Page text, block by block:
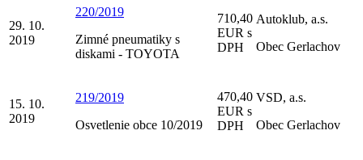
29. 10.
2019
220/2019
Zimné pneumatiky s
diskami - TOYOTA
710,40
EUR s
DPH
Autoklub, a.s.
Obec Gerlachov
15. 10.
2019
219/2019
Osvetlenie obce 10/2019
470,40
EUR s
DPH
VSD, a.s.
Obec Gerlachov